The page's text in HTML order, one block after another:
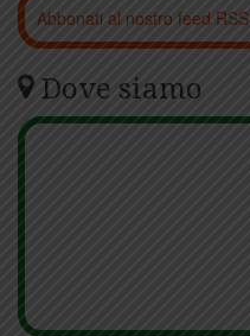
Abbonati al nostro feed RSS
Dove siamo